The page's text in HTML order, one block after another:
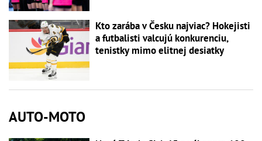
Kto zarába v Česku najviac? Hokejisti
a futbalisti valcujú konkurenciu,
tenistky mimo elitnej desiatky
AUTO-MOTO